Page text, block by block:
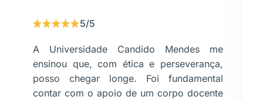
5/5
A Universidade Candido Mendes me
ensinou que, com ética e perseverança,
posso chegar longe. Foi fundamental
contar com o apoio de um corpo docente